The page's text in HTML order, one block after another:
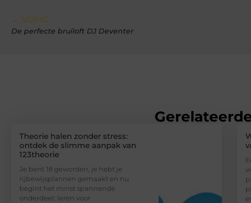
← VORIG
De perfecte bruiloft DJ Deventer
Theorie halen zonder stress:
ontdek de slimme aanpak van
123theorie
Je bent 18 geworden, je hebt je
rijbewijsplannen gemaakt en nu
begint het minst spannende
onderdeel: leren voor